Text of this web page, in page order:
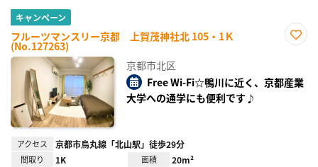
キャンペーン
フルーツマンスリー京都 上賀茂神社北 105・1Ｋ
(No.127263)
録
京都市北区
Free Wi-Fi☆鴨川に近く、京都産業
大学への通学にも便利です♪
アクセス 京都市烏丸線「北山駅」徒歩29分
間取り 1K 面積 20m²